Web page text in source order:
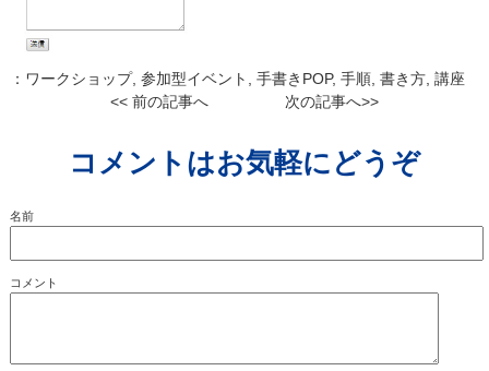
： ワークショップ, 参加型イベント , 手書きPOP, 手順, 書き方, 講座
<< 前の記事へ
次の記事へ>>
コメントはお気軽にどうぞ
名前
コメント